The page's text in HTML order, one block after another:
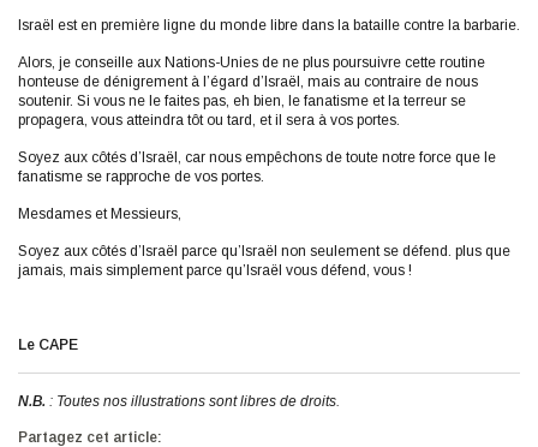
Israël est en première ligne du monde libre dans la bataille contre la barbarie.
Alors, je conseille aux Nations-Unies de ne plus poursuivre cette routine
honteuse de dénigrement à l’égard d’Israël, mais au contraire de nous
soutenir. Si vous ne le faites pas, eh bien, le fanatisme et la terreur se
propagera, vous atteindra tôt ou tard, et il sera à vos portes.
Soyez aux côtés d’Israël, car nous empêchons de toute notre force que le
fanatisme se rapproche de vos portes.
Mesdames et Messieurs,
Soyez aux côtés d’Israël parce qu’Israël non seulement se défend. plus que
jamais, mais simplement parce qu’Israël vous défend, vous !
Le CAPE
N.B. : Toutes nos illustrations sont libres de droits.
Partagez cet article: